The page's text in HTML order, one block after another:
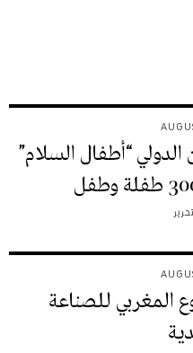
18 المهرجان الدولي “أطفال السلام”
المغربي للصناعة